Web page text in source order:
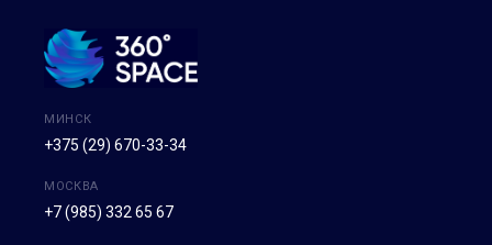
МИНСК
+375 (29) 670-33-34
МОСКВА
+7 (985) 332 65 67